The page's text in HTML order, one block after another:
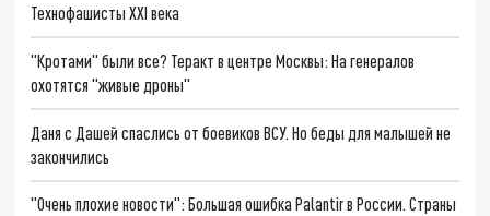
Технофашисты XXI века
"Кротами" были все? Теракт в центре Москвы: На генералов
охотятся "живые дроны"
Даня с Дашей спаслись от боевиков ВСУ. Но беды для малышей не
закончились
"Очень плохие новости": Большая ошибка Palantir в России. Страны